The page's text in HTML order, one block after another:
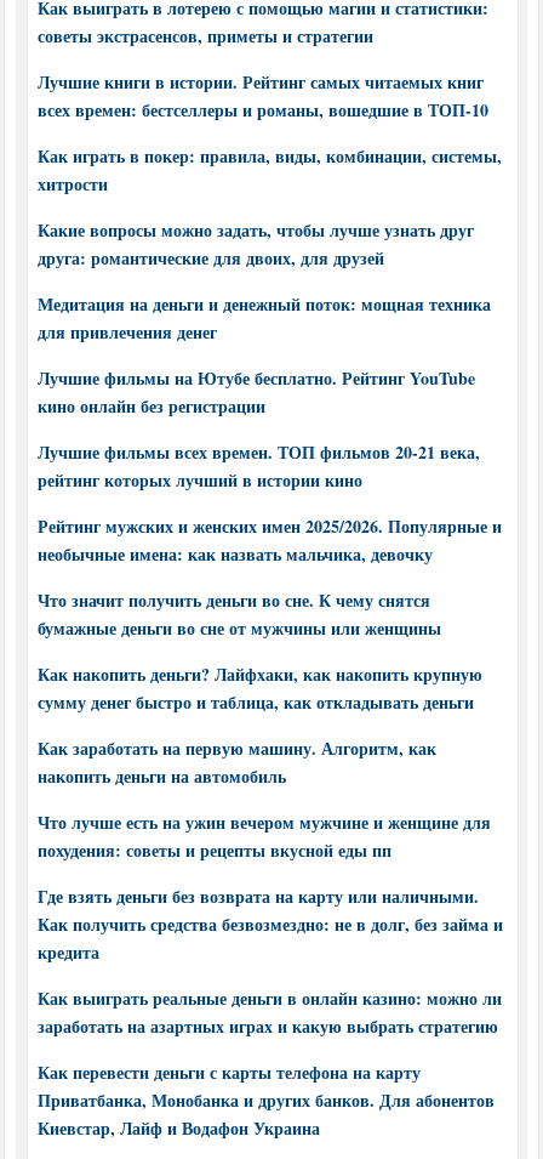
Как выиграть в лотерею с помощью магии и статистики:
советы экстрасенсов, приметы и стратегии
Лучшие книги в истории. Рейтинг самых читаемых книг
всех времен: бестселлеры и романы, вошедшие в ТОП-10
Как играть в покер: правила, виды, комбинации, системы,
хитрости
Какие вопросы можно задать, чтобы лучше узнать друг
друга: романтические для двоих, для друзей
Медитация на деньги и денежный поток: мощная техника
для привлечения денег
Лучшие фильмы на Ютубе бесплатно. Рейтинг YouTube
кино онлайн без регистрации
Лучшие фильмы всех времен. ТОП фильмов 20-21 века,
рейтинг которых лучший в истории кино
Рейтинг мужских и женских имен 2025/2026. Популярные и
необычные имена: как назвать мальчика, девочку
Что значит получить деньги во сне. К чему снятся
бумажные деньги во сне от мужчины или женщины
Как накопить деньги? Лайфхаки, как накопить крупную
сумму денег быстро и таблица, как откладывать деньги
Как заработать на первую машину. Алгоритм, как
накопить деньги на автомобиль
Что лучше есть на ужин вечером мужчине и женщине для
похудения: советы и рецепты вкусной еды пп
Где взять деньги без возврата на карту или наличными.
Как получить средства безвозмездно: не в долг, без займа и
кредита
Как выиграть реальные деньги в онлайн казино: можно ли
заработать на азартных играх и какую выбрать стратегию
Как перевести деньги с карты телефона на карту
Приватбанка, Монобанка и других банков. Для абонентов
Киевстар, Лайф и Водафон Украина